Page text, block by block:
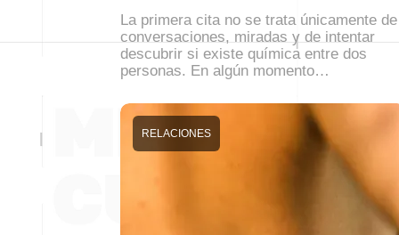
La primera cita no se trata únicamente de
conversaciones, miradas y de intentar
descubrir si existe química entre dos
personas. En algún momento…
RELACIONES